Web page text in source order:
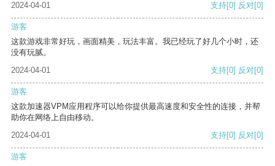
2024-04-01
支持[0] 反对[0]
游客
这款游戏非常好玩，画面精美，玩法丰富。我已经玩了好几个小时，还
没有玩腻。
2024-04-01
支持[0] 反对[0]
游客
这款加速器VPM应用程序可以给你提供最高速度和安全性的连接，并帮
助你在网络上自由移动。
2024-04-01
支持[0] 反对[0]
游客